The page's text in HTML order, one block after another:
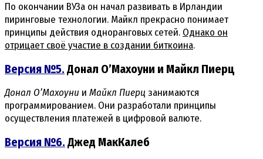
По окончании ВУЗа он начал развивать в Ирландии
пиринговые технологии. Майкл прекрасно понимает
принципы действия одноранговых сетей. Однако он
отрицает своё участие в создании биткоина.
Версия №5.Донал O’Махоуни и Майкл Пиерц
Донал O’Махоуни и Майкл Пиерц занимаются
программированием. Они разработали принципы
осуществления платежей в цифровой валюте.
Версия №6.Джед МакКалеб